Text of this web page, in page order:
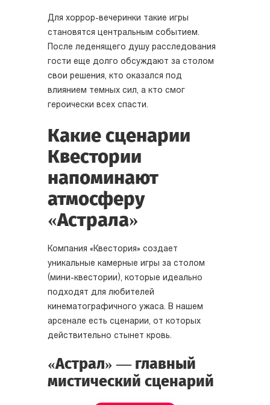
Для хоррор-вечеринки такие игры
становятся центральным событием.
После леденящего душу расследования
гости еще долго обсуждают за столом
свои решения, кто оказался под
влиянием темных сил, а кто смог
героически всех спасти.
Какие сценарии
Квестории
напоминают
атмосферу
«Астрала»
Компания «Квестория» создает
уникальные камерные игры за столом
(мини-квестории), которые идеально
подходят для любителей
кинематографичного ужаса. В нашем
арсенале есть сценарии, от которых
действительно стынет кровь.
«Астрал» — главный
мистический сценарий